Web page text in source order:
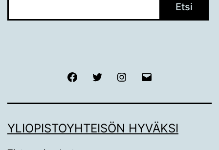
Etsi
FacebookTwitter Instagram
YLIOPISTOYHTEISÖN HYVÄKSI